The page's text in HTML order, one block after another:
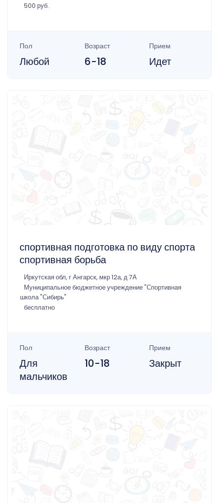
500 руб.
Пол
Любой
Возраст
6-18
Прием
Идет
спортивная подготовка по виду спорта
спортивная борьба
Иркутская обл, г Ангарск, мкр 12а, д 7А
Муниципальное бюджетное учреждение "Спортивная
школа "Сибирь"
бесплатно
Пол
Для
мальчиков
Возраст
10-18
Прием
Закрыт